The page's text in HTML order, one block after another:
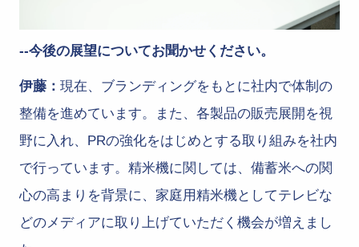
--今後の展望についてお聞かせください。
伊藤： 現在、ブランディングをもとに社内で体制の
整備を進めています。また、各製品の販売展開を視
野に入れ、PRの強化をはじめとする取り組みを社内
で行っています。精米機に関しては、備蓄米への関
心の高まりを背景に、家庭用精米機としてテレビな
どのメディアに取り上げていただく機会が増えまし